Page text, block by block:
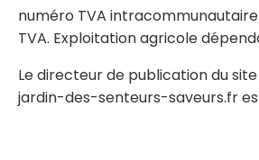
numéro TVA
TVA. Exploitation agricole
Le directeur de publication du
jardin-des-senteurs-saveurs.fr